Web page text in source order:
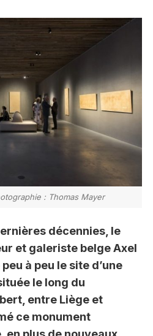
: Thomas Mayer
décennies, le
et galeriste belge Axel
à peu le site d’une
le long du
entre Liège et
ce monument